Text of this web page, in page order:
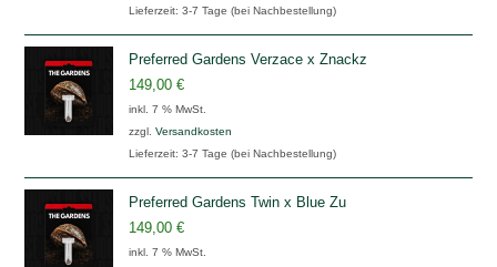
Lieferzeit:3-7 Tage (bei Nachbestellung)
Preferred Gardens Verzace x Znackz
149,00€
inkl. 7 % MwSt.
zzgl.Versandkosten
Lieferzeit:3-7 Tage (bei Nachbestellung)
Preferred Gardens Twin x Blue Zu
149,00€
inkl. 7 % MwSt.